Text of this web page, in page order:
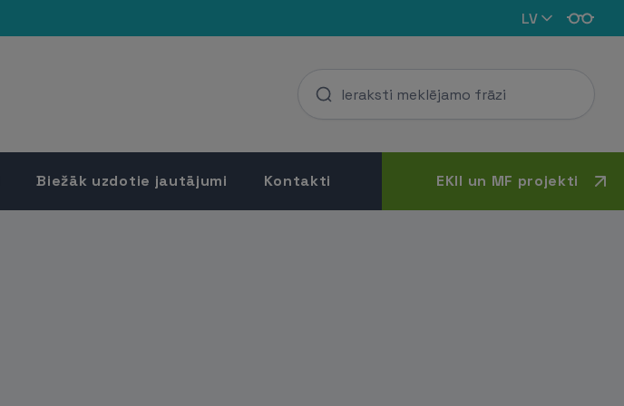
LV
Biežāk uzdotie jautājumi Kontakti EKII un MF projekti